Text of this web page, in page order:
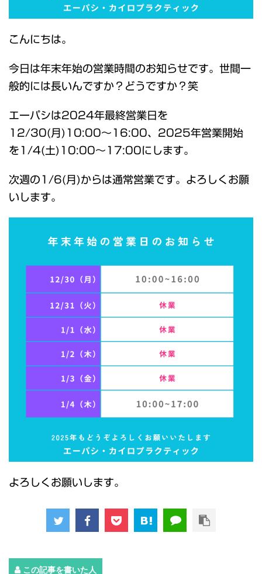
こんにちは。
今日は年末年始の営業時間のお知らせです。世間一
般的には長いんですか？どうですか？笑
エーパシは2024年最終営業日を
12/30(月)10:00～16:00、2025年営業開始
を1/4(土)10:00～17:00にします。
次週の1/6(月)からは通常営業です。よろしくお願
いします。
よろしくお願いします。
この記事を書いた人